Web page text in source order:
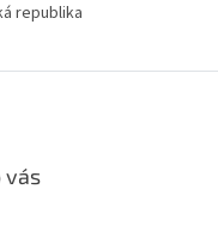
republika
vás